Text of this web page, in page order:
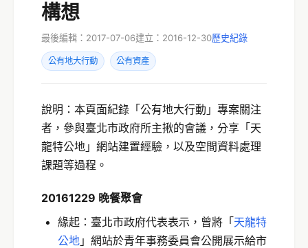
構想
最後編輯：2017-07-06建立：2016-12-30歷史紀錄
公有地大行動 公有資產
說明：本頁面紀錄「公有地大行動」專案關注
者，參與臺北市政府所主揪的會議，分享「天
龍特公地」網站建置經驗，以及空間資料處理
課題等過程。
20161229 晚餐聚會
緣起：臺北市政府代表表示，曾將「天龍特
公地 」網站於青年事務委員會公開展示給市